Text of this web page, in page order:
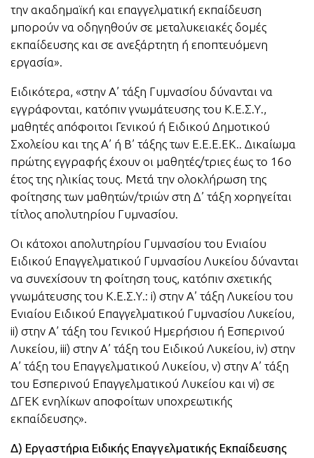
την ακαδημαϊκή και επαγγελματική εκπαίδευση
μπορούν να οδηγηθούν σε μεταλυκειακές δομές
εκπαίδευσης και σε ανεξάρτητη ή εποπτευόμενη
εργασία».
Ειδικότερα, «στην Α’ τάξη Γυμνασίου δύνανται να
εγγράφονται, κατόπιν γνωμάτευσης του Κ.Ε.Σ.Υ.,
μαθητές απόφοιτοι Γενικού ή Ειδικού Δημοτικού
Σχολείου και της Α’ ή Β’ τάξης των Ε.Ε.Ε.ΕΚ.. Δικαίωμα
πρώτης εγγραφής έχουν οι μαθητές/τριες έως το 16ο
έτος της ηλικίας τους. Μετά την ολοκλήρωση της
φοίτησης των μαθητών/τριών στη Δ’ τάξη χορηγείται
τίτλος απολυτηρίου Γυμνασίου.
Οι κάτοχοι απολυτηρίου Γυμνασίου του Ενιαίου
Ειδικού Επαγγελματικού Γυμνασίου Λυκείου δύνανται
να συνεχίσουν τη φοίτηση τους, κατόπιν σχετικής
γνωμάτευσης του Κ.Ε.Σ.Υ.: i) στην Α’ τάξη Λυκείου του
Ενιαίου Ειδικού Επαγγελματικού Γυμνασίου Λυκείου,
ii) στην Α’ τάξη του Γενικού Ημερήσιου ή Εσπερινού
Λυκείου, iii) στην Α’ τάξη του Ειδικού Λυκείου, iv) στην
Α’ τάξη του Επαγγελματικού Λυκείου, v) στην Α’ τάξη
του Εσπερινού Επαγγελματικού Λυκείου και vi) σε
ΔΓΕΚ ενηλίκων αποφοίτων υποχρεωτικής
εκπαίδευσης».
Δ) Εργαστήρια Ειδικής Επαγγελματικής Εκπαίδευσης